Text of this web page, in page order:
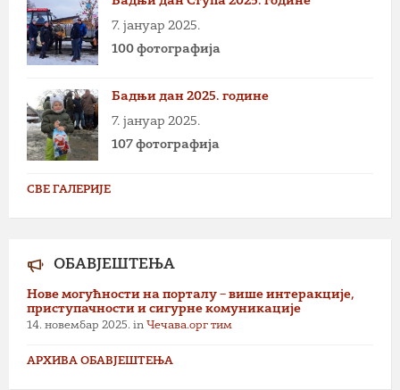
7. јануар 2025.
100 фотографија
Бадњи дан 2025. године
7. јануар 2025.
107 фотографија
СВЕ ГАЛЕРИЈЕ
ОБАВЈЕШТЕЊА
Нове могућности на порталу – више интеракције,
приступачности и сигурне комуникације
14. новембар 2025. in Чечава.орг тим
АРХИВА ОБАВЈЕШТЕЊА